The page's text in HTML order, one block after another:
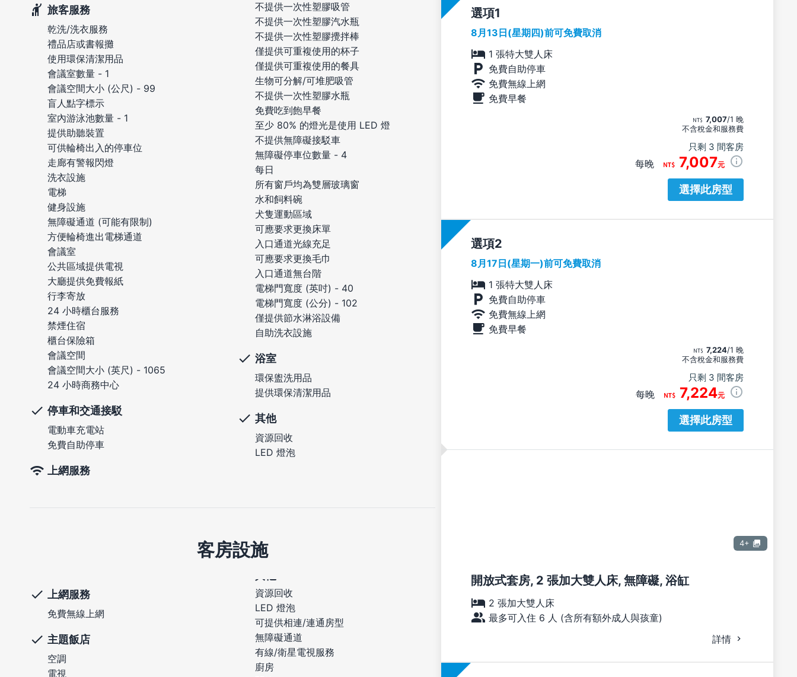
選項
8月13日(星期四)前可免費取消
1 張特大雙人床
免費自助停車
免費無線上網
免費早餐
7,007/1 晚
不含稅金和服務費
只剩 3 間客房
每晚 7,007元
選擇此房型
選項
8月17日(星期一)前可免費取消
1 張特大雙人床
免費自助停車
免費無線上網
免費早餐
7,224/1 晚
不含稅金和服務費
只剩 3 間客房
每晚 7,224元
選擇此房型
4+
開放式套房, 2 張加大雙人床, 無障礙, 浴缸
2 張加大雙人床
最多可入住 6 人 (含所有額外成人與孩童)
詳情
旅客服務
乾洗/洗衣服務
禮品店或書報攤
使用環保清潔用品
會議室數量 - 1
會議空間大小 (公尺) - 99
盲人點字標示
室內游泳池數量 - 1
提供助聽裝置
可供輪椅出入的停車位
走廊有警報閃燈
洗衣設施
電梯
健身設施
無障礙通道 (可能有限制)
方便輪椅進出電梯通道
會議室
公共區域提供電視
大廳提供免費報紙
行李寄放
24 小時櫃台服務
禁煙住宿
櫃台保險箱
會議空間
會議空間大小 (英尺) - 1065
24 小時商務中心
停車和交通接駁
電動車充電站
免費自助停車
上網服務
不提供一次性塑膠吸管
不提供一次性塑膠汽水瓶
不提供一次性塑膠攪拌棒
僅提供可重複使用的杯子
僅提供可重複使用的餐具
生物可分解/可堆肥吸管
不提供一次性塑膠水瓶
免費吃到飽早餐
至少 80% 的燈光是使用 LED 燈
不提供無障礙接駁車
無障礙停車位數量 - 4
每日
所有窗戶均為雙層玻璃窗
水和飼料碗
犬隻運動區域
可應要求更換床單
入口通道光線充足
可應要求更換毛巾
入口通道無台階
電梯門寬度 (英吋) - 40
電梯門寬度 (公分) - 102
僅提供節水淋浴設備
自助洗衣設施
浴室
環保盥洗用品
提供環保清潔用品
其他
資源回收
LED 燈泡
客房設施
上網服務
免費無線上網
主題飯店
空調
電視
資源回收
LED 燈泡
可提供相連/連通房型
無障礙通道
有線/衛星電視服務
廚房